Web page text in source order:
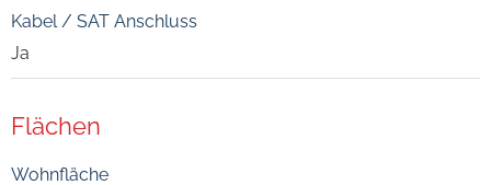
Kabel / SAT Anschluss
Ja
Flächen
Wohnfläche